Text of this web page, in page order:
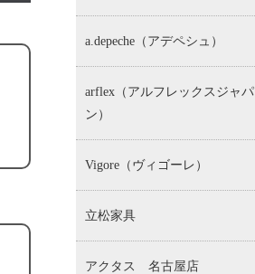
a.depeche（アデペシュ）
arflex（アルフレックスジャパ
ン）
Vigore（ヴィゴーレ）
立松家具
アクタス 名古屋店